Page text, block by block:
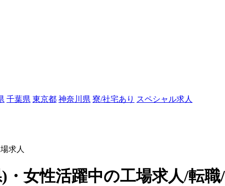
千葉県 東京都 神奈川県 寮/社宅あり スペシャル求人
求人
・女性活躍中の工場求人/転職